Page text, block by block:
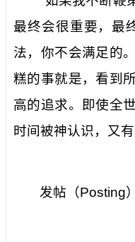
最终会很重要，最
法，你不会满足的
糕的事就是，看到
高的追求。即使全
时间被神认识，又有
发帖（Posting）